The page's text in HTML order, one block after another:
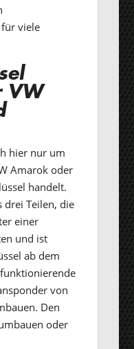
für viele
VW
hier nur um
Amarok oder
handelt.
drei Teilen, die
einer
und ist
ab dem
von
Den
oder